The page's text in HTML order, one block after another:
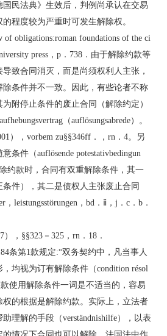
民法典》生效后，判例尚承认在交易
程度较为严重时可发生解除权。
of obligations:roman foundations of the ci
press，p．738．由于解除约款等
致合同消灭，而是尚须权利人主张，
条件并不一致。因此，有些论者不称
附停止条件的废止合同（解除约定）
（auflösungsabrede）。
），vorbem zu§§346ff．，rn．4。另
条件（auflösende potestativbedingun
约款时，合同有双重解除条件，其一
件），其二是债权人主张废止合同
，leistungsstörungen，bd．ⅱ，j．c．b．
），§§323－325，rn．18．
条第1款规定:“双务契约中，凡当事人
均视为订有解除条件（condition résol
使用解除条件一词是不适当的，容易
的根据是解除约款。实际上，立法者
理解的手段（verständnishilfe），以表